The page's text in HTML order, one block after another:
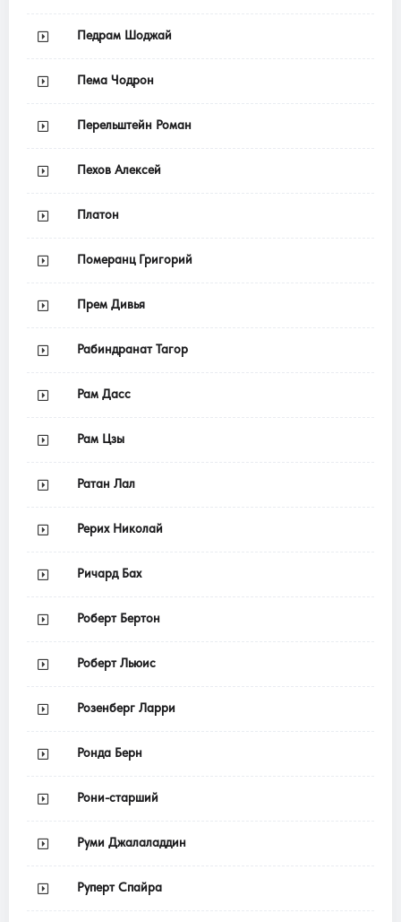
Педрам Шоджай
Пема Чодрон
Перельштейн Роман
Пехов Алексей
Платон
Померанц Григорий
Прем Дивья
Рабиндранат Тагор
Рам Дасс
Рам Цзы
Ратан Лал
Рерих Николай
Ричард Бах
Роберт Бертон
Роберт Льюис
Розенберг Ларри
Ронда Берн
Рони-старший
Руми Джалаладдин
Руперт Спайра